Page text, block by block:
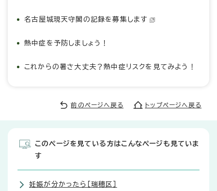
名古屋城現天守閣の記録を募集します
熱中症を予防しましょう！
これからの暑さ大丈夫？熱中症リスクを見てみよう！
前のページへ戻る トップページへ戻る
このページを見ている方はこんなページも見ていま
す
妊娠が分かったら［瑞穂区］